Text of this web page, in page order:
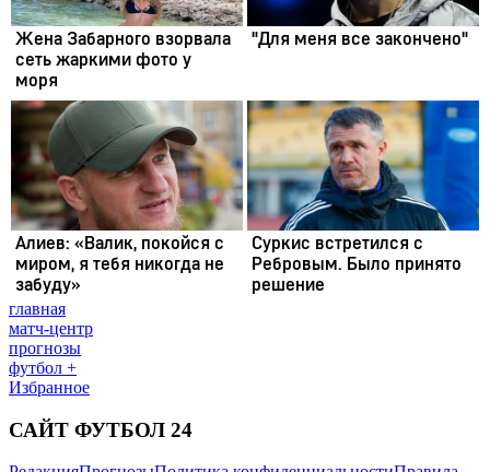
главная
матч-центр
прогнозы
футбол +
Избранное
САЙТ ФУТБОЛ 24